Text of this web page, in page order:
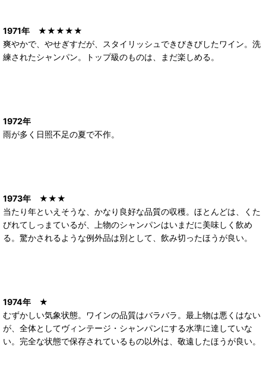
1971年 ★★★★★
爽やかで、やせぎすだが、スタイリッシュできびきびしたワイン。洗
練されたシャンパン。トップ級のものは、まだ楽しめる。
1972年
雨が多く日照不足の夏で不作。
1973年 ★★★
当たり年といえそうな、かなり良好な品質の収穫。ほとんどは、くた
びれてしっまているが、上物のシャンパンはいまだに美味しく飲め
る。驚かされるような例外品は別として、飲み切ったほうが良い。
1974年 ★
むずかしい気象状態。ワインの品質はバラバラ。最上物は悪くはない
が、全体としてヴィンテージ・シャンパンにする水準に達していな
い。完全な状態で保存されているもの以外は、敬遠したほうが良い。